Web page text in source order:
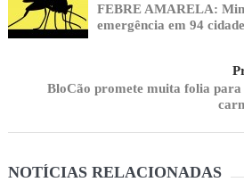
FEBRE AMARELA:
emergência em 94
BloCão promete muita folia para
NOTÍCIAS RELACIONADAS